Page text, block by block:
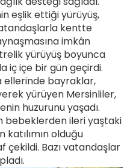
eşlik ettiği yürüyüş,
kentte
imkân
yürüyüş boyunca
iç içe bir gün geçirdi.
ellerinde bayraklar,
yürüyen Mersinliler,
huzurunu yaşadı.
bebeklerden ileri yaştaki
olduğu
Bazı vatandaşlar